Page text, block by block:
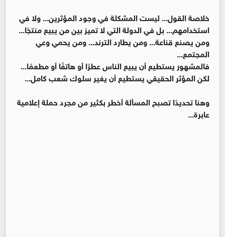
خلاصة القول... ليست المشكلة في وجود المؤثرين... ولا في
استخدامهم... بل في الدولة التي لا تميز بين من يبيع منتجًا...
ومن يصنع قناعة... ومن يطارد الترند... ومن يحمي وعي
المجتمع...
فالمشهور يستطيع أن يبيع الناس عطرًا أو هاتفًا أو مطعمًا...
لكن المؤثر الحقيقي يستطيع أن يغير سلوك شعب كامل...
وهنا تحديدًا تصبح المسألة أخطر بكثير من مجرد حملة إعلامية
عابرة...